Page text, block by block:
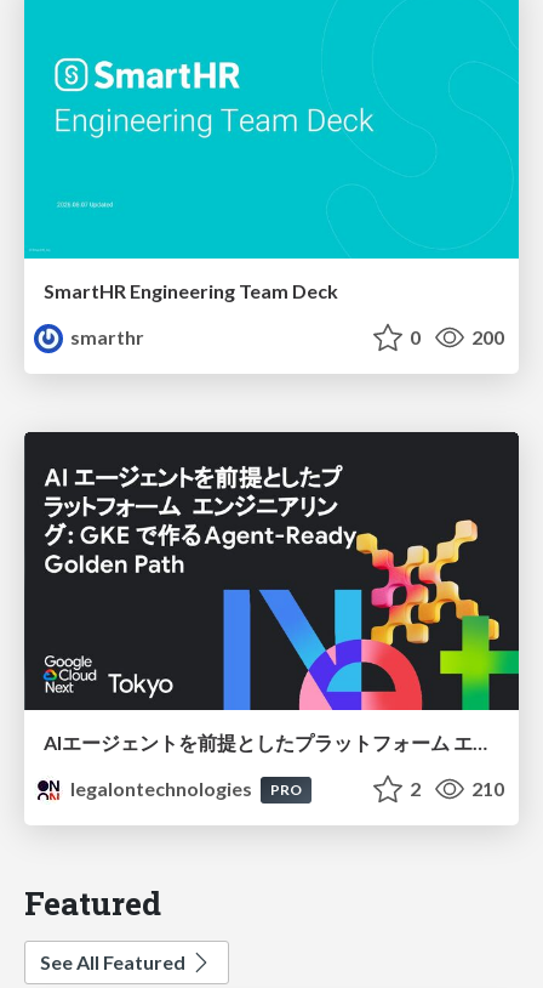
SmartHR Engineering Team Deck
smarthr
0 200
AIエージェントを前提としたプラットフォーム エンジニアリング：GKEで作るAgent-Ready Golden Path
legalontechnologies
PRO 2 210
Featured
See All Featured